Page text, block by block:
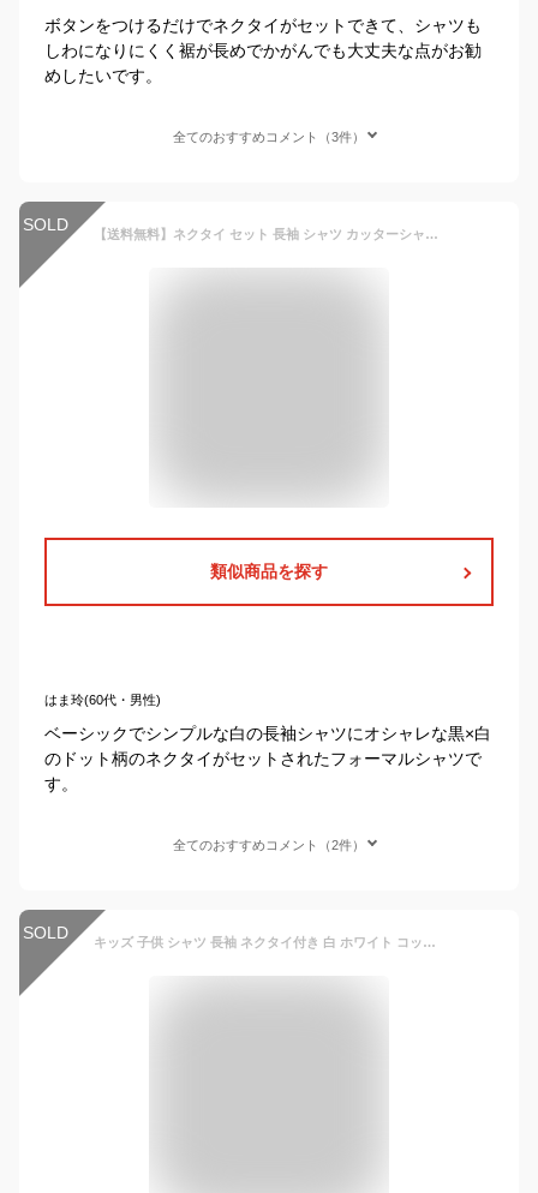
ボタンをつけるだけでネクタイがセットできて、シャツも
しわになりにくく裾が長めでかがんでも大丈夫な点がお勧
めしたいです。
全てのおすすめコメント（3件）
SOLD 【送料無料】ネクタイ セット 長袖 シャツ カッターシャツ ワイシャツ ネクタイ付き 長袖 キッズ 男の子 高学年 140cm 150cm 160cm 170cm ジュニア 男児 制服 白 ホワイト 青 サックス カラーシャツ Yシャツ フォーマル 学生服 冠婚葬祭 結婚式 入学式 卒業式 スーツ 用
類似商品を探す
はま玲(60代・男性)
ベーシックでシンプルな白の長袖シャツにオシャレな黒×白
のドット柄のネクタイがセットされたフォーマルシャツで
す。
全てのおすすめコメント（2件）
SOLD キッズ 子供 シャツ 長袖 ネクタイ付き 白 ホワイト コットン 入学式 入園 卒園 ワイシャツ 発表会 オックス 男の子 ワイシャツ フォーマル 結婚式 卒業式 七五三 入学準備 制服 冠婚葬祭 ブルー ホワイト 100 110 120 130 140 150 160 170